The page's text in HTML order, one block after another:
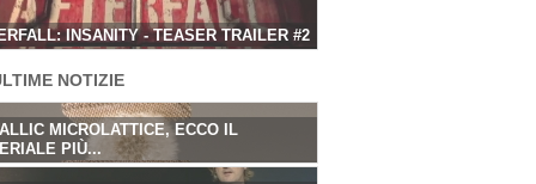
INSANITY - TEASER TRAILER #2
INSANITY - TEASER TRAILER #2
NOTIZIE
MICROLATTICE, ECCO IL
PIÙ...
MICROLATTICE, ECCO IL
PIÙ...